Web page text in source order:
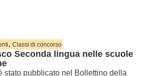
, Classi di concorso
Seconda lingua nelle scuole
stato pubblicato nel Bollettino della